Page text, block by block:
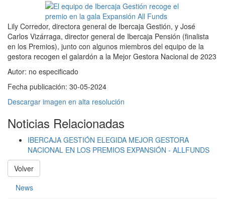
Lily Corredor, directora general de Ibercaja Gestión, y José
Carlos Vizárraga, director general de Ibercaja Pensión (finalista
en los Premios), junto con algunos miembros del equipo de la
gestora recogen el galardón a la Mejor Gestora Nacional de 2023
Autor: no especificado
Fecha publicación: 30-05-2024
Descargar imagen en alta resolución
Noticias Relacionadas
IBERCAJA GESTIÓN ELEGIDA MEJOR GESTORA
NACIONAL EN LOS PREMIOS EXPANSIÓN - ALLFUNDS
Volver
News